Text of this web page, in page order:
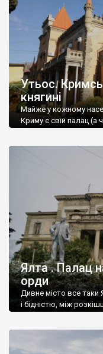
Утьос.
княгині
Майже у кожному
Криму є свій палац (а
Ялта . Палац
орди
Дивне місто все таки
і бідністю, між